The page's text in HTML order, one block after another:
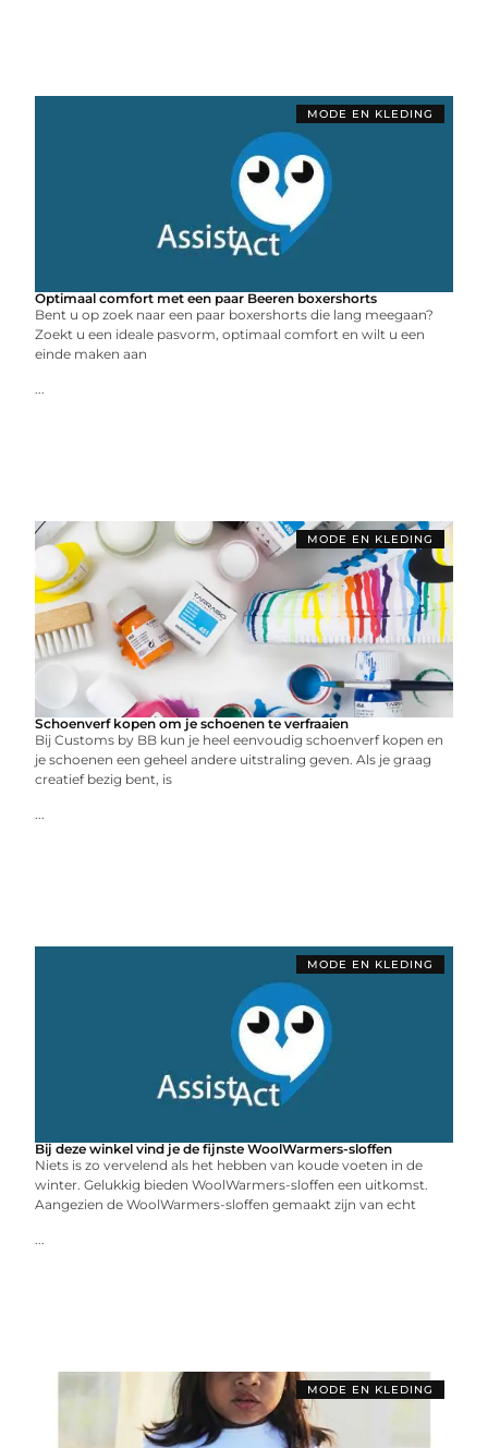
MODE EN KLEDING
Optimaal comfort met een paar Beeren boxershorts
Bent u op zoek naar een paar boxershorts die lang meegaan?
Zoekt u een ideale pasvorm, optimaal comfort en wilt u een
einde maken aan
...
MODE EN KLEDING
Schoenverf kopen om je schoenen te verfraaien
Bij Customs by BB kun je heel eenvoudig schoenverf kopen en
je schoenen een geheel andere uitstraling geven. Als je graag
creatief bezig bent, is
...
MODE EN KLEDING
Bij deze winkel vind je de fijnste WoolWarmers-sloffen
Niets is zo vervelend als het hebben van koude voeten in de
winter. Gelukkig bieden WoolWarmers-sloffen een uitkomst.
Aangezien de WoolWarmers-sloffen gemaakt zijn van echt
...
MODE EN KLEDING